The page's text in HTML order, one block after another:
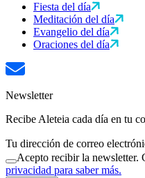
Fiesta del día
Meditación del día
Evangelio del día
Oraciones del día
Newsletter
Recibe Aleteia cada día en tu
Tu dirección de correo
Acepto recibir la newsletter.
privacidad para saber más.